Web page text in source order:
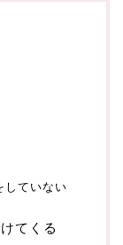
ていない
てくる